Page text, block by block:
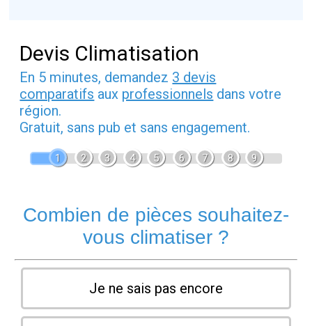
Devis Climatisation
En 5 minutes, demandez 3 devis
comparatifs aux professionnels dans votre
région.
Gratuit, sans pub et sans engagement.
1 2 3 4 5 6 7 8 9
Combien de pièces souhaitez-
vous climatiser ?
Je ne sais pas encore